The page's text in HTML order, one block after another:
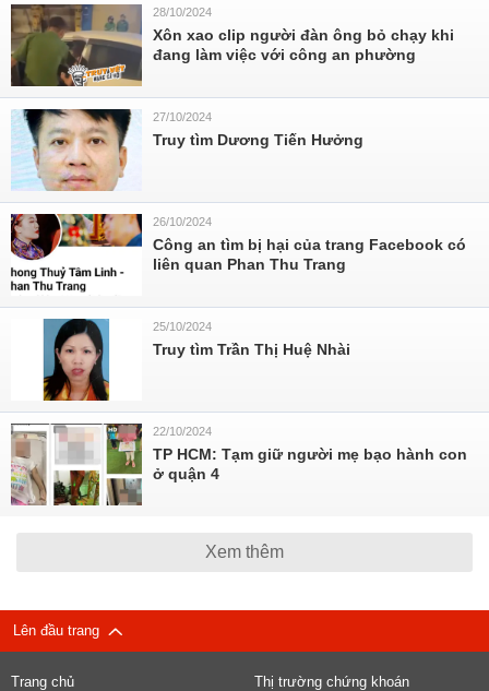
28/10/2024
Xôn xao clip người đàn ông bỏ chạy khi
đang làm việc với công an phường
27/10/2024
Truy tìm Dương Tiến Hưởng
26/10/2024
Công an tìm bị hại của trang Facebook có
liên quan Phan Thu Trang
25/10/2024
Truy tìm Trần Thị Huệ Nhài
22/10/2024
TP HCM: Tạm giữ người mẹ bạo hành con
ở quận 4
Xem thêm
Lên đầu trang
Trang chủ Thị trường chứng khoán